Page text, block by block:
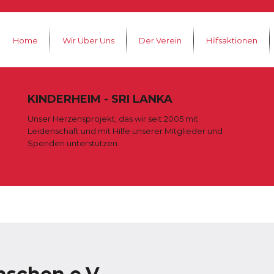
Home Wir Über Uns Der Verein Hilfsaktionen
KINDERHEIM - SRI LANKA
Unser Herzensprojekt, das wir seit 2005 mit
Leidenschaft und mit Hilfe unserer Mitglieder und
Spenden unterstützen.